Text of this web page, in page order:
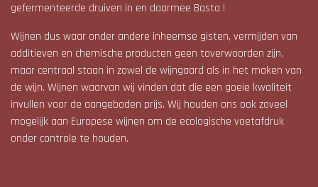
gefermenteerde druiven in en daarmee Basta !
Wijnen dus waar onder andere inheemse gisten, vermijden van
additieven en chemische producten geen toverwoorden zijn,
maar centraal staan in zowel de wijngaard als in het maken van
de wijn. Wijnen waarvan wij vinden dat die een goeie kwaliteit
invullen voor de aangeboden prijs. Wij houden ons ook zoveel
mogelijk aan Europese wijnen om de ecologische voetafdruk
onder controle te houden.